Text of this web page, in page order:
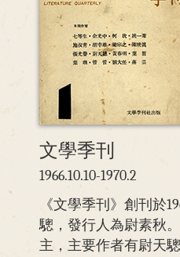
文學季刊
1966.10.10-1970.2
《文學季刊》創刊於
驄，發行人為尉素秋
主，主要作者有尉天